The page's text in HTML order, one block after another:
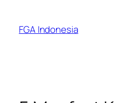
content
FGA Indonesia